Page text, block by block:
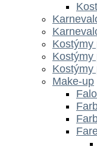
Kostýmy
Kostýmy
Kostýmy
Make-up